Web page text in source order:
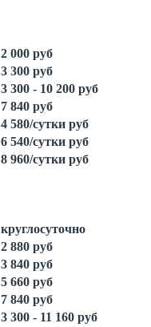
2 000 руб
3 300 руб
3 300 - 10 200 руб
7 840 руб
4 580/сутки руб
6 540/сутки руб
8 960/сутки руб
круглосуточно
2 880 руб
3 840 руб
5 660 руб
7 840 руб
3 300 - 11 160 руб